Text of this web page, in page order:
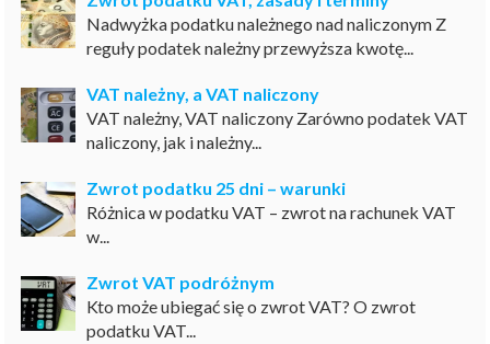
Nadwyżka podatku należnego nad naliczonym Z
reguły podatek należny przewyższa kwotę...
VAT należny, a VAT naliczony
VAT należny, VAT naliczony Zarówno podatek VAT
naliczony, jak i należny...
Zwrot podatku 25 dni – warunki
Różnica w podatku VAT – zwrot na rachunek VAT
w...
Zwrot VAT podróżnym
Kto może ubiegać się o zwrot VAT? O zwrot
podatku VAT...